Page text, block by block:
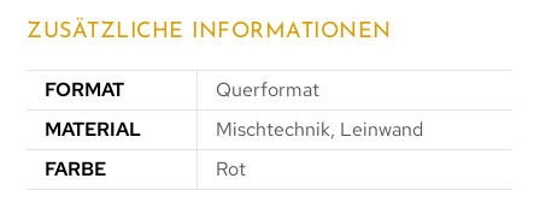
ZUSÄTZLICHE INFORMATIONEN
FORMAT
Querformat
MATERIAL
Mischtechnik, Leinwand
FARBE
Rot